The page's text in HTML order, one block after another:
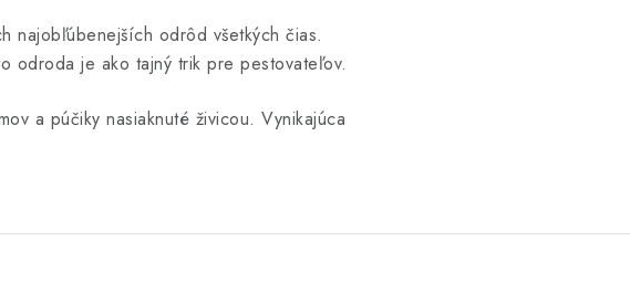
najobľúbenejších odrôd všetkých čias.
odroda je ako tajný trik pre pestovateľov.
a púčiky nasiaknuté živicou. Vynikajúca